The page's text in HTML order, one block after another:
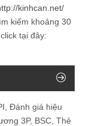
kinhcan.net/
kiếm khoảng 30
tại đây:
Đánh giá hiệu
3P, BSC, Thẻ